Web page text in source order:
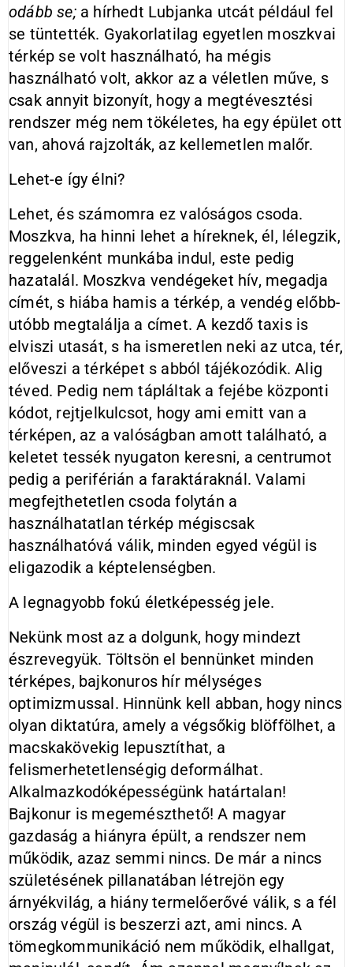
odább se; a hírhedt Lubjanka utcát például fel
se tüntették. Gyakorlatilag egyetlen moszkvai
térkép se volt használható, ha mégis
használható volt, akkor az a véletlen műve, s
csak annyit bizonyít, hogy a megtévesztési
rendszer még nem tökéletes, ha egy épület ott
van, ahová rajzolták, az kellemetlen malőr.
Lehet-e így élni?
Lehet, és számomra ez valóságos csoda.
Moszkva, ha hinni lehet a híreknek, él, lélegzik,
reggelenként munkába indul, este pedig
hazatalál. Moszkva vendégeket hív, megadja
címét, s hiába hamis a térkép, a vendég előbb-
utóbb megtalálja a címet. A kezdő taxis is
elviszi utasát, s ha ismeretlen neki az utca, tér,
előveszi a térképet s abból tájékozódik. Alig
téved. Pedig nem tápláltak a fejébe központi
kódot, rejtjelkulcsot, hogy ami emitt van a
térképen, az a valóságban amott található, a
keletet tessék nyugaton keresni, a centrumot
pedig a periférián a faraktáraknál. Valami
megfejthetetlen csoda folytán a
használhatatlan térkép mégiscsak
használhatóvá válik, minden egyed végül is
eligazodik a képtelenségben.
A legnagyobb fokú életképesség jele.
Nekünk most az a dolgunk, hogy mindezt
észrevegyük. Töltsön el bennünket minden
térképes, bajkonuros hír mélységes
optimizmussal. Hinnünk kell abban, hogy nincs
olyan diktatúra, amely a végsőkig blöffölhet, a
macskakövekig lepusztíthat, a
felismerhetetlenségig deformálhat.
Alkalmazkodóképességünk határtalan!
Bajkonur is megemészthető! A magyar
gazdaság a hiányra épült, a rendszer nem
működik, azaz semmi nincs. De már a nincs
születésének pillanatában létrejön egy
árnyékvilág, a hiány termelőerővé válik, s a fél
ország végül is beszerzi azt, ami nincs. A
tömegkommunikáció nem működik, elhallgat,